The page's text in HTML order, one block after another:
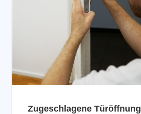
Zugeschlagene Türöffnung